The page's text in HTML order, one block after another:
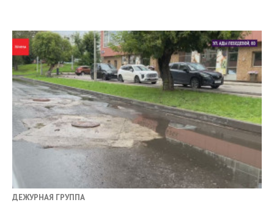
ДЕЖУРНАЯ ГРУППА